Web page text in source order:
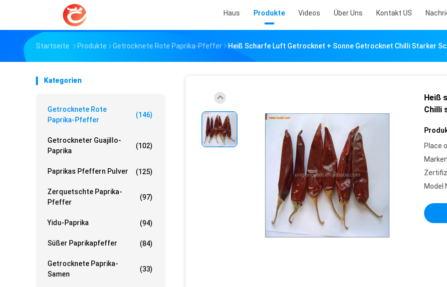
Haus Produkte Videos Über Uns Kontakt US
Startseite Produkte Getrocknete Rote Paprika-Pfeffer Heiß Scharfe Luft Getrocknet + Sonne Getrocknet Chilli Starker
Kategorien
Getrocknete Rote
Paprika-Pfeffer
(146)
Getrockneter Guajillo-
Paprika
(102)
Paprikas Pfeffern Pulver (125)
Zerquetschte Paprika-
Pfeffer
(97)
Yidu-Paprika (94)
Süßer Paprikapfeffer (84)
Getrocknete Paprika-
Samen
(33)
Heiß
Chilli
Place
Model